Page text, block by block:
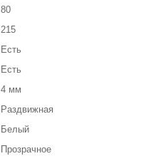
80
215
Есть
Есть
4 мм
Раздвижная
Белый
Прозрачное